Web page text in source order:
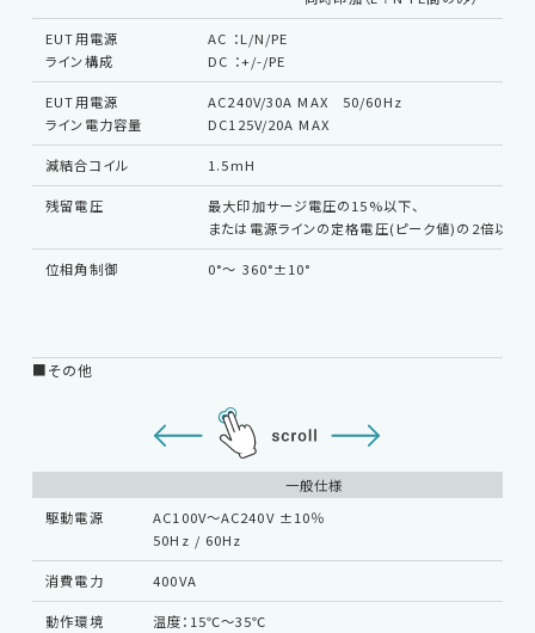
EMC試験器
修理・校正
お問い合わせ
EUT用電源
ライン構成
AC ：L/N/PE
DC ：+/-/PE
EUT用電源
ライン電力容量
AC240V/30A MAX 50/60Hz
DC125V/20A MAX
減結合コイル 1.5mH
残留電圧
最大印加サージ電圧の15%以下、
または電源ラインの定格電圧(ピーク値)の2倍以下
位相角制御 0°～ 360°±10°
■その他
一般仕様
駆動電源
AC100V～AC240V ±10％
50Hz / 60Hz
消費電力 400VA
動作環境
温度：15℃～35℃